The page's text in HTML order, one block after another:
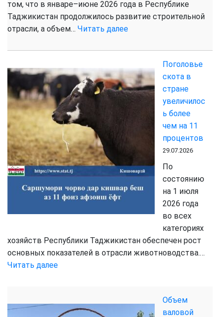
том, что в январе–июне 2026 года в Республике
Таджикистан продолжилось развитие строительной
отрасли, а объем… Читать далее:
первом
полугодии
2026
года
Таджикистане
эксплуатацию
более
802
тысяч
квадратных
метров
Поголовье
скота в
стране
увеличилос
ь более
чем на 11
процентов
29.07.2026
По
состоянию
на 1 июля
2026 года
во всех
категориях
хозяйств Республики Таджикистан обеспечен рост
основных показателей в отрасли животноводства.…
Читать далее:
в
стране
Объем
валовой